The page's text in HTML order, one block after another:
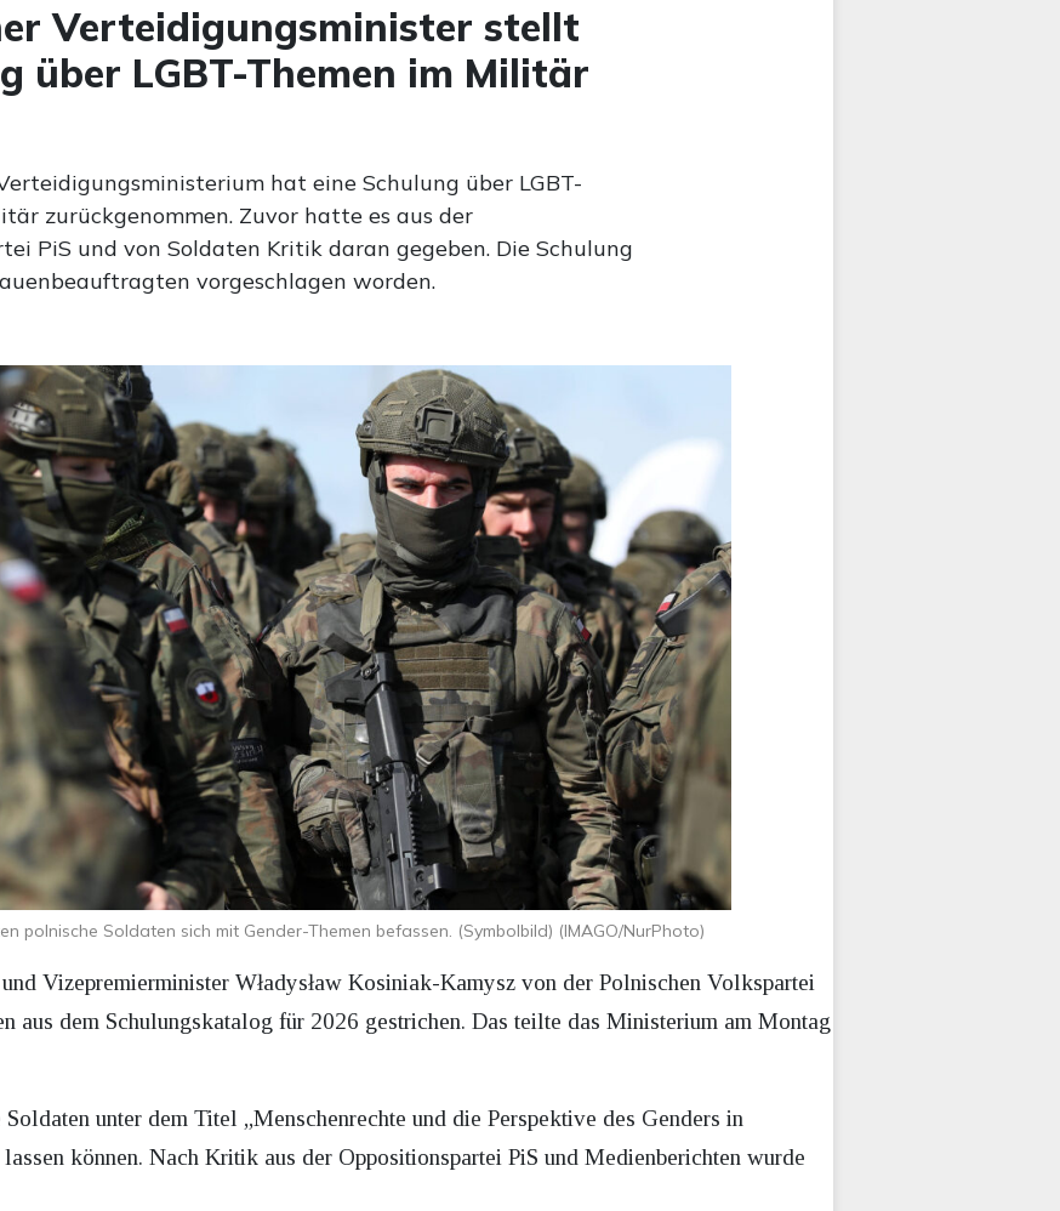
Verteidigungsminister stellt
über LGBT-Themen im Militär
hat eine Schulung über LGBT-
zurückgenommen. Zuvor hatte es aus der
PiS und von Soldaten Kritik daran gegeben. Die Schulung
vorgeschlagen worden.
polnische Soldaten sich mit Gender-Themen befassen. (Symbolbild) (IMAGO/NurPhoto)
Vizepremierminister Władysław Kosiniak-Kamysz von der Polnischen Volkspartei
aus dem Schulungskatalog für 2026 gestrichen. Das teilte das Ministerium am Montag
unter dem Titel „Menschenrechte und die Perspektive des Genders in
können. Nach Kritik aus der Oppositionspartei PiS und Medienberichten wurde